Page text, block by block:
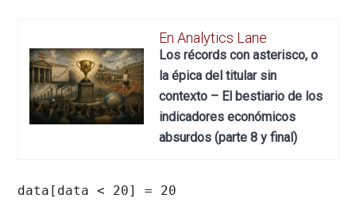
En Analytics Lane
Los récords con asterisco, o
la épica del titular sin
contexto – El bestiario de los
indicadores económicos
absurdos (parte 8 y final)
data[data < 20] = 20